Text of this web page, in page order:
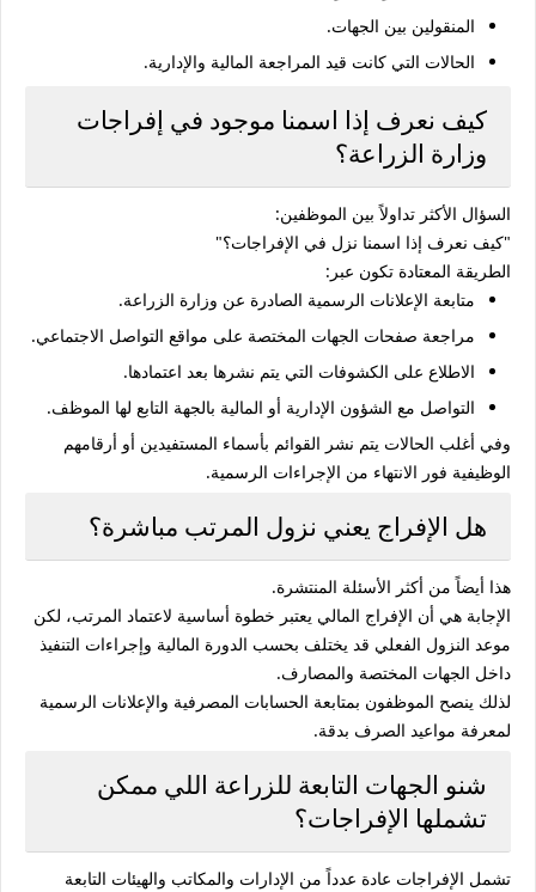
المنقولين بين الجهات.
الحالات التي كانت قيد المراجعة المالية والإدارية.
كيف نعرف إذا اسمنا موجود في إفراجات
وزارة الزراعة؟
السؤال الأكثر تداولاً بين الموظفين:
"كيف نعرف إذا اسمنا نزل في الإفراجات؟"
الطريقة المعتادة تكون عبر:
متابعة الإعلانات الرسمية الصادرة عن وزارة الزراعة.
مراجعة صفحات الجهات المختصة على مواقع التواصل الاجتماعي.
الاطلاع على الكشوفات التي يتم نشرها بعد اعتمادها.
التواصل مع الشؤون الإدارية أو المالية بالجهة التابع لها الموظف.
وفي أغلب الحالات يتم نشر القوائم بأسماء المستفيدين أو أرقامهم
الوظيفية فور الانتهاء من الإجراءات الرسمية.
هل الإفراج يعني نزول المرتب مباشرة؟
هذا أيضاً من أكثر الأسئلة المنتشرة.
الإجابة هي أن الإفراج المالي يعتبر خطوة أساسية لاعتماد المرتب، لكن
موعد النزول الفعلي قد يختلف بحسب الدورة المالية وإجراءات التنفيذ
داخل الجهات المختصة والمصارف.
لذلك ينصح الموظفون بمتابعة الحسابات المصرفية والإعلانات الرسمية
لمعرفة مواعيد الصرف بدقة.
شنو الجهات التابعة للزراعة اللي ممكن
تشملها الإفراجات؟
تشمل الإفراجات عادة عدداً من الإدارات والمكاتب والهيئات التابعة